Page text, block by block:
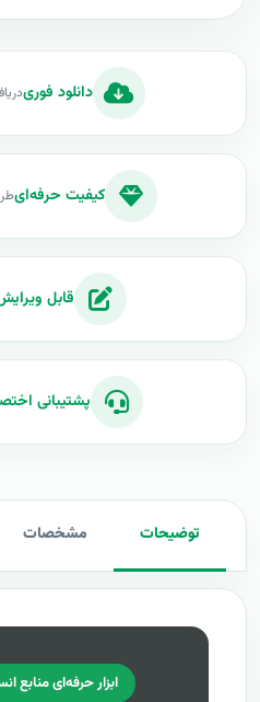
دانلود فوری
کیفیت حرفه‌ای
قابل
پشتیبانی
توضیحات مشخصات
ابزار حرفه‌ای منابع